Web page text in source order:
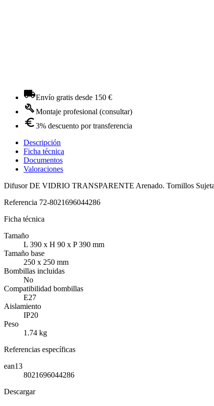
Envío gratis desde 150 €
Montaje profesional (consultar)
3% descuento por transferencia
Descripción
Ficha técnica
Documentos
Valoraciones
Difusor DE VIDRIO TRANSPARENTE Arenado. Tornillos
Referencia 72-8021696044286
Ficha técnica
Tamaño
L 390 x H 90 x P 390 mm
Tamaño base
250 x 250 mm
Bombillas incluidas
No
Compatibilidad bombillas
E27
Aislamiento
IP20
Peso
1.74 kg
Referencias específicas
ean13
8021696044286
Descargar